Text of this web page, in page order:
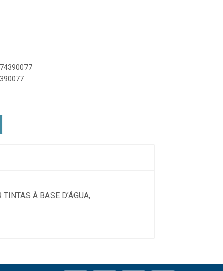
À BASE D’ÁGUA,